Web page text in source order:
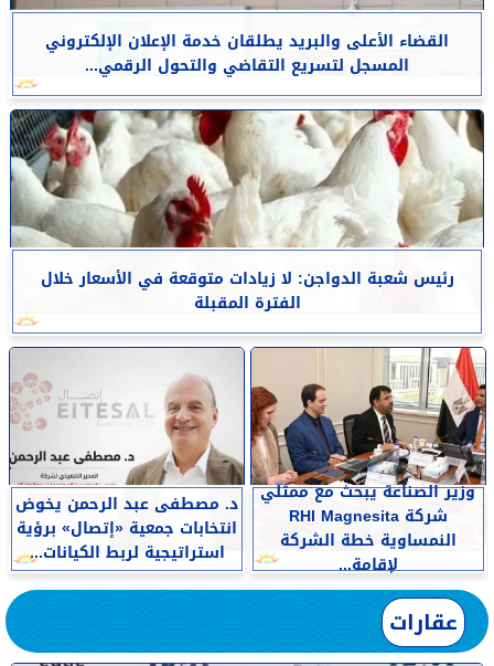
القضاء الأعلى والبريد يطلقان خدمة الإعلان الإلكتروني
المسجل لتسريع التقاضي والتحول الرقمي...
رئيس شعبة الدواجن: لا زيادات متوقعة في الأسعار خلال
الفترة المقبلة
وزير الصناعة يبحث مع ممثلي
شركة RHI Magnesita
النمساوية خطة الشركة
لإقامة...
د. مصطفى عبد الرحمن يخوض
انتخابات جمعية «إتصال» برؤية
استراتيجية لربط الكيانات...
عقارات